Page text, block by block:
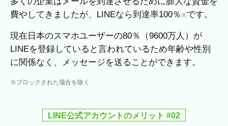
費やしてきましたが、LINEなら到達率100％※です。
現在日本のスマホユーザーの80％（9600万人）が
LINEを登録していると言われているため年齢や性別
に関係なく、メッセージを送ることができます。
※ブロックされた場合を除く
LINE公式アカウントのメリット #02